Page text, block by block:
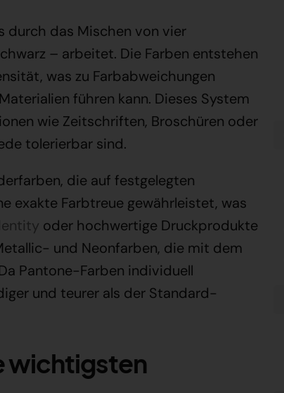
durch das Mischen von vier
– arbeitet. Die Farben entstehen
was zu Farbabweichungen
führen kann. Dieses System
wie Zeitschriften, Broschüren oder
tolerierbar sind.
die auf festgelegten
exakte Farbtreue gewährleistet, was
oder hochwertige Druckprodukte
und Neonfarben, die mit dem
Pantone-Farben individuell
und teurer als der Standard-
wichtigsten